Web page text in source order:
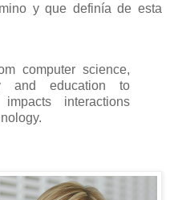
y que definía de esta
computer science,
and education to
interactions